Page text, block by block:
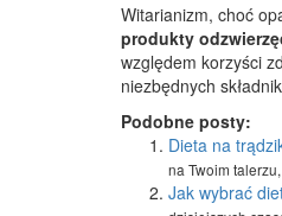
Witarianizm, choć
produkty
względem korzyści
niezbędnych
Podobne posty:
Dieta na
na Twoim
Jak wybrać